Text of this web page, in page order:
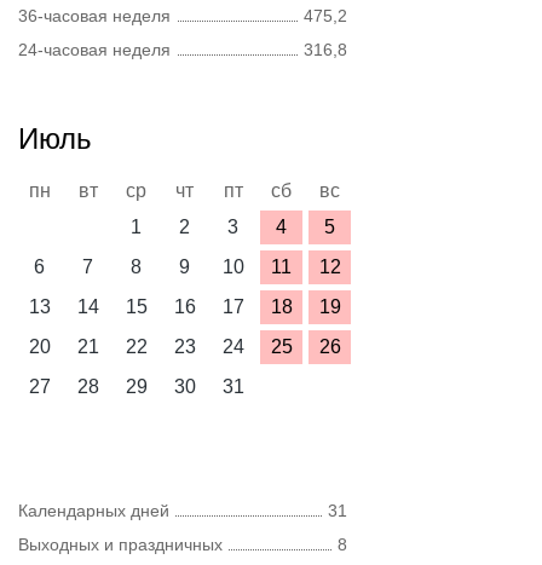
36-часовая неделя
475,2
24-часовая неделя
316,8
Июль
пн вт ср чт пт сб
вс
1
2 3 4
5
6
7 8 9 10 11
12
13
14 15 16 17 18
19
20
21 22 23 24 25
26
27
28 29 30 31
Календарных дней
31
Выходных и праздничных
8